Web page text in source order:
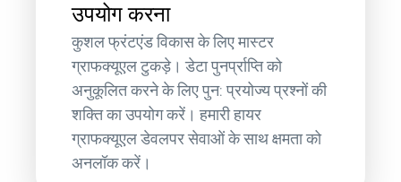
उपयोग करना
कुशल फ्रंटएंड विकास के लिए मास्टर
ग्राफक्यूएल टुकड़े। डेटा पुनर्प्राप्ति को
अनुकूलित करने के लिए पुन: प्रयोज्य प्रश्नों की
शक्ति का उपयोग करें। हमारी हायर
ग्राफक्यूएल डेवलपर सेवाओं के साथ क्षमता को
अनलॉक करें।